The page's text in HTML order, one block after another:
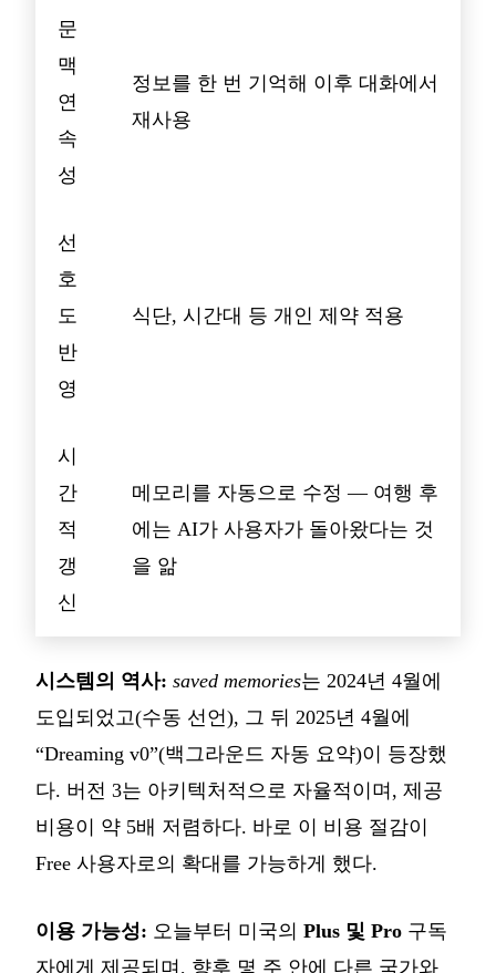
문
맥
연
속
성
정보를 한 번 기억해 이후 대화에서
재사용
선
호
도
반
영
식단, 시간대 등 개인 제약 적용
시
간
적
갱
신
메모리를 자동으로 수정 — 여행 후
에는 AI가 사용자가 돌아왔다는 것
을 앎
시스템의 역사: saved memories는 2024년 4월에
도입되었고(수동 선언), 그 뒤 2025년 4월에
“Dreaming v0”(백그라운드 자동 요약)이 등장했
다. 버전 3는 아키텍처적으로 자율적이며, 제공
비용이 약 5배 저렴하다. 바로 이 비용 절감이
Free 사용자로의 확대를 가능하게 했다.
이용 가능성: 오늘부터 미국의 Plus 및 Pro 구독
자에게 제공되며, 향후 몇 주 안에 다른 국가와